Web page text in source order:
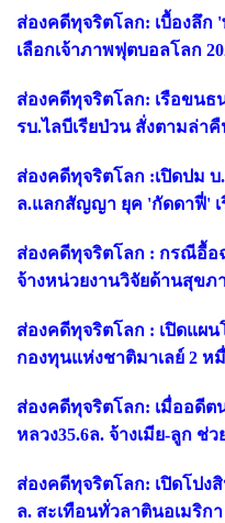
ส่องคดีทุจริตโลก: เบื้องลึ
เลือกเจ้าภาพฟุตบอลโลก
ส่องคดีทุจริตโลก: เรือขนธ
รบ.ไลบีเรียป่วน สั่งตามล่า
ส่องคดีทุจริตโลก :เปิดปม
ล.แลกสัญญา ยุค 'กัดดาฟี่' เ
ส่องคดีทุจริตโลก : กรณีอื้อ
จ้างหน่วยงานวิจัยด้านสุขภ
ส่องคดีทุจริตโลก : เปิดแผน
กองทุนแห่งชาติมาเลย์ 2 ห
ส่องคดีทุจริตโลก: เมื่ออดีต
หลวง35.6ล. จ้างเมีย-ลูก ช่
ส่องคดีทุจริตโลก: เปิดโป
ล. สะเทือนทั่วลาตินอเมริกา